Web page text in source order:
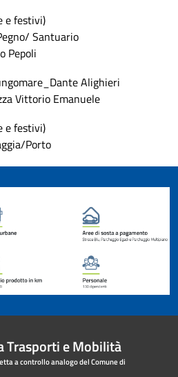
e festivi)
Santuario
Pepoli
Alighieri
Vittorio Emanuele
e festivi)
Porto
Trasporti e Mobilità
a controllo analogo del Comune di